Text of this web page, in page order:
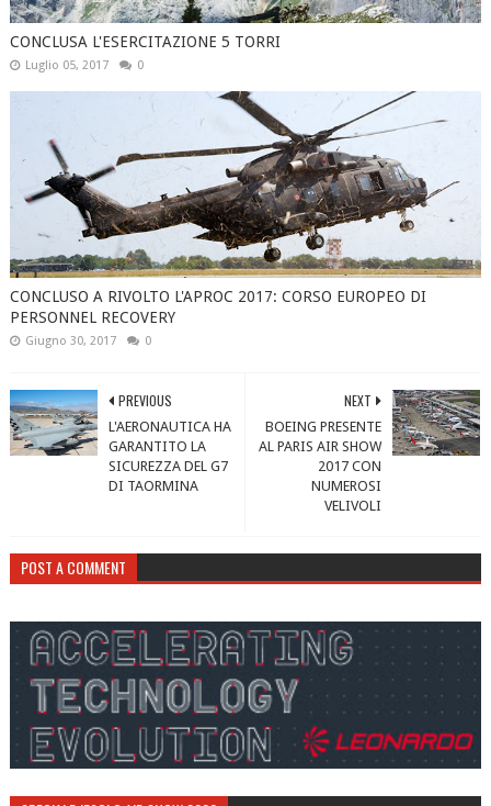
CONCLUSA L'ESERCITAZIONE 5 TORRI
Luglio 05, 2017 0
CONCLUSO A RIVOLTO L'APROC 2017: CORSO EUROPEO DI
PERSONNEL RECOVERY
Giugno 30, 2017 0
NEXT
BOEING PRESENTE
AL PARIS AIR SHOW
2017 CON
NUMEROSI
VELIVOLI
PREVIOUS
L'AERONAUTICA HA
GARANTITO LA
SICUREZZA DEL G7
DI TAORMINA
POST A COMMENT